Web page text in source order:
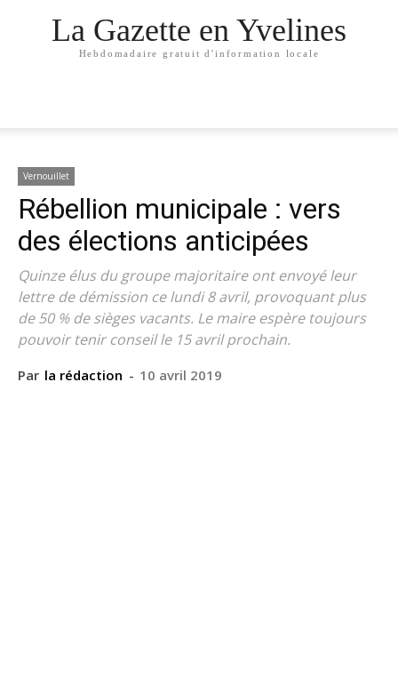
La Gazette en Yvelines
Hebdomadaire gratuit d'information locale
Vernouillet
Rébellion municipale : vers
des élections anticipées
Quinze élus du groupe majoritaire ont envoyé leur
lettre de démission ce lundi 8 avril, provoquant plus
de 50 % de sièges vacants. Le maire espère toujours
pouvoir tenir conseil le 15 avril prochain.
Par la rédaction - 10 avril 2019